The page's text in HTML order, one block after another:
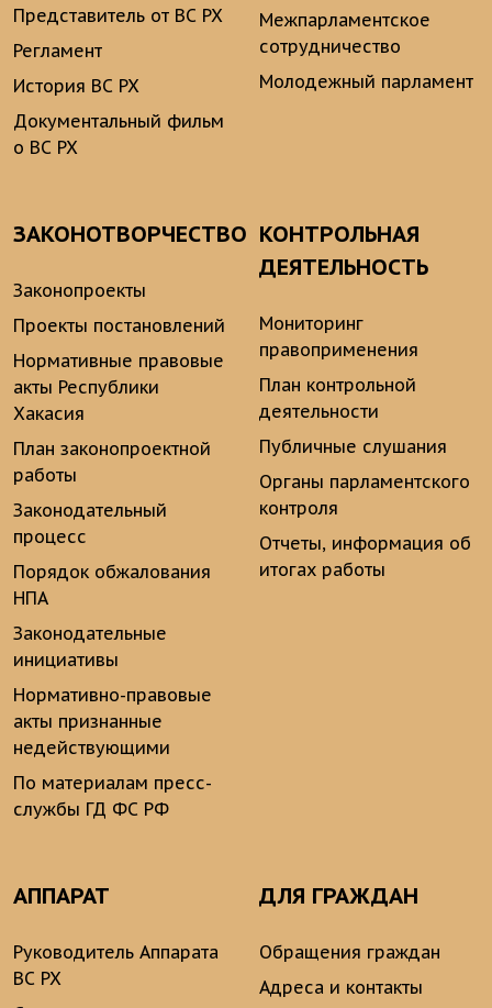
Представитель от ВС РХ
Регламент
История ВС РХ
Документальный фильм
о ВС РХ
Межпарламентское
сотрудничество
Молодежный парламент
ЗАКОНОТВОРЧЕСТВО
Законопроекты
Проекты постановлений
Нормативные правовые
акты Республики
Хакасия
План законопроектной
работы
Законодательный
процесс
Порядок обжалования
НПА
Законодательные
инициативы
Нормативно-правовые
акты признанные
недействующими
По материалам пресс-
службы ГД ФС РФ
КОНТРОЛЬНАЯ
ДЕЯТЕЛЬНОСТЬ
Мониторинг
правоприменения
План контрольной
деятельности
Публичные слушания
Органы парламентского
контроля
Отчеты, информация об
итогах работы
АППАРАТ
Руководитель Аппарата
ВС РХ
ДЛЯ ГРАЖДАН
Обращения граждан
Адреса и контакты